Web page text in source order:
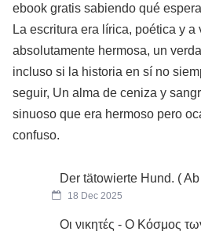
ebook gratis sabiendo qué
La escritura era lírica, poética y a
absolutamente hermosa, un
incluso si la historia en sí no
seguir, Un alma de ceniza y
sinuoso que era hermoso pero
confuso.
Der tätowierte Hund. (
18 Dec 2025
Οι νικητές - Ο Κόσμος